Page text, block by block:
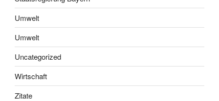
Umwelt
Umwelt
Uncategorized
Wirtschaft
Zitate